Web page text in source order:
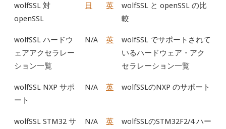
wolfSSL 対
openSSL
日 英
wolfSSL と openSSL の比
較
wolfSSL ハードウ
ェアアクセラレー
ション一覧
N/A 英
wolfSSL でサポートされて
いるハードウェア・アク
セラレーション一覧
wolfSSL NXP サポ
ート
N/A 英 wolfSSLのNXP のサポート
wolfSSL STM32 サ
N/A 英
wolfSSLのSTM32F2/4 ハー